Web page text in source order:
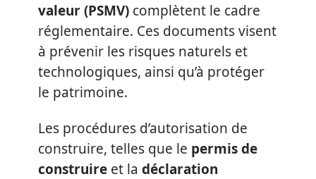
valeur (PSMV) complètent le cadre
réglementaire. Ces documents visent
à prévenir les risques naturels et
technologiques, ainsi qu’à protéger
le patrimoine.
Les procédures d’autorisation de
construire, telles que le permis de
construire et la déclaration